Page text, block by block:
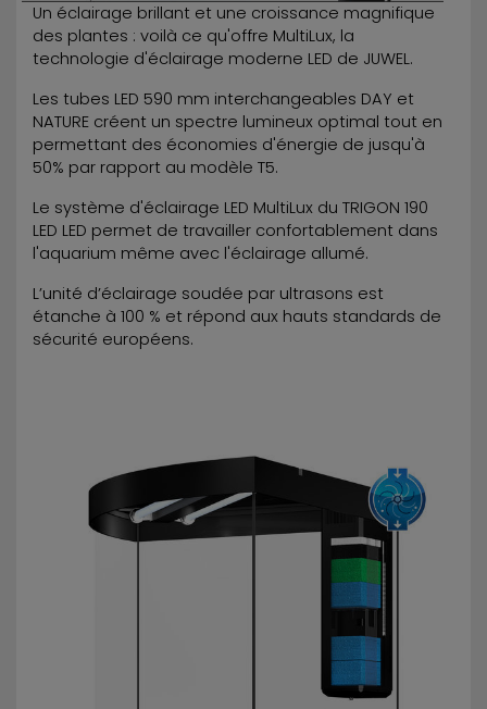
Un éclairage brillant et une croissance magnifique
des plantes : voilà ce qu'offre MultiLux, la
technologie d'éclairage moderne LED de JUWEL.
Les tubes LED 590 mm interchangeables DAY et
NATURE créent un spectre lumineux optimal tout en
permettant des économies d'énergie de jusqu'à
50% par rapport au modèle T5.
Le système d'éclairage LED MultiLux du TRIGON 190
LED LED permet de travailler confortablement dans
l'aquarium même avec l'éclairage allumé.
L’unité d’éclairage soudée par ultrasons est
étanche à 100 % et répond aux hauts standards de
sécurité européens.